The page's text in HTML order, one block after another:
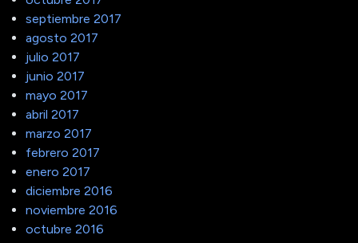
septiembre 2017
agosto 2017
julio 2017
junio 2017
mayo 2017
abril 2017
marzo 2017
febrero 2017
enero 2017
diciembre 2016
noviembre 2016
octubre 2016